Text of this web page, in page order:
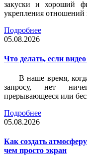
закуски и хороший
укрепления отношений
Подробнее
05.08.2026
Что делать, если
В наше время,
запросу, нет
прерывающееся или
Подробнее
05.08.2026
Как создать
чем просто экран